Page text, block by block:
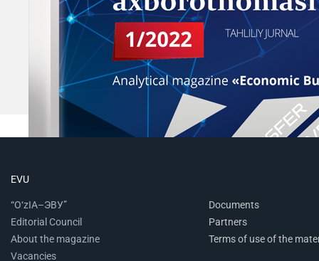
EVU
“O‘zIA–ЭВУ”
Editorial Council
About the magazine
Vacancies
Documents
Partners
Terms of use of the